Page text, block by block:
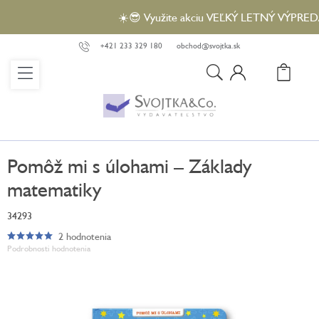
obsah
☀️😎 Využite akciu VEĽKÝ LETNÝ
+421 233 329 180 obchod@svojtka.sk
Pomôž mi s úlohami – Základy
matematiky
34293
Podrobnosti hodnotenia
Priemerné
hodnotenie
2 hodnotenia